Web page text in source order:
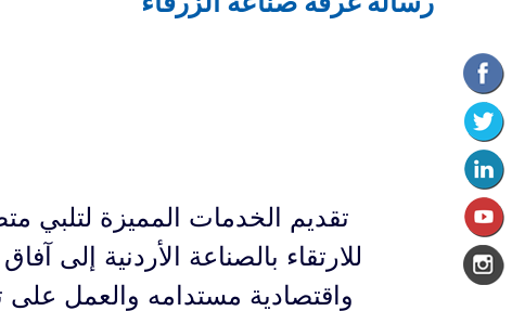
تقديم الخدمات المميزة لتلبي
للارتقاء بالصناعة الأردنية إلى آفاق
واقتصادية مستدامه والعمل